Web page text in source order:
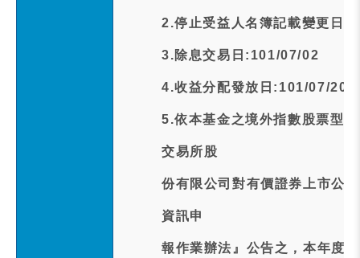
2.停止受益人名簿記載變更日
3.除息交易日:101/07/02
4.收益分配發放日:101/07/20
5.依本基金之境外指數股票型
交易所股
份有限公司對有價證券上市公
資訊申
報作業辦法』公告之，本年度